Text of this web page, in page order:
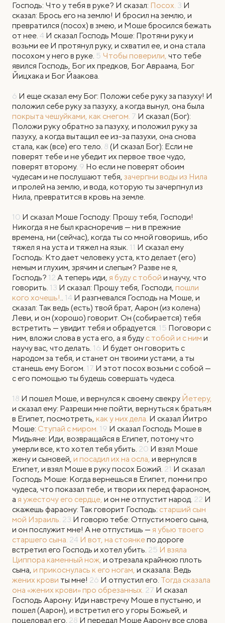
Господь: Что у тебя в руке? И сказал: Посох. 3 И
сказал: Брось его на землю! И бросил на землю, и
превратился (посох) в змею, и Моше бросился бежать
от нее. 4 И сказал Господь Моше: Протяни руку и
возьми ее И протянул руку, и схватил ее, и она стала
посохом у него в руке. 5 Чтобы поверили, что тебе
явился Господь, Бог их предков, Бог Авраама, Бог
Йицхака и Бог Йаакова.
6 И еще сказал ему Бог: Положи себе руку за пазуху! И
положил себе руку за пазуху, а когда вынул, она была
покрыта чешуйками, как снегом. 7 И сказал (Бог):
Положи руку обратно за пазуху, и положил руку за
пазуху, а когда вытащил ее из-за пазухи, она снова
стала, как (все) его тело. 8 (И сказал Бог): Если не
поверят тебе и не убедит их первое твое чудо,
поверят второму. 9 Но если не поверят обоим
чудесам и не послушают тебя, зачерпни воды из Нила
и пролей на землю, и вода, которую ты зачерпнул из
Нила, превратится в кровь на земле.
10 И сказал Моше Господу: Прошу тебя, Господи!
Никогда я не был красноречив — ни в прежние
времена, ни (сейчас), когда ты со мной говоришь, ибо
тяжел я на уста и тяжел на язык. 11 И сказал ему
Господь: Кто дает человеку уста, кто делает (его)
немым и глухим, зрячим и слепым? Разве не я,
Господь? 12 А теперь иди, я буду с тобой и научу, что
говорить. 13 И сказал: Прошу тебя, Господи, пошли
кого хочешь!.. 14 И разгневался Господь на Моше, и
сказал: Так ведь (есть) твой брат, Аарон (из колена)
Леви, и он (хорошо) говорит. Он (собирается) тебя
встретить — увидит тебя и обрадуется. 15 Поговори с
ним, вложи слова в уста его, а я буду с тобой и с ним и
научу вас, что делать. 16 И будет он говорить с
народом за тебя, и станет он твоими устами, а ты
станешь ему Богом. 17 И этот посох возьми с собой —
с его помощью ты будешь совершать чудеса.
18 И пошел Моше, и вернулся к своему свекру Йетеру,
и сказал ему: Разреши мне пойти, вернуться к братьям
в Египет, посмотреть, как у них дела. И сказал Йитро
Моше: Ступай с миром. 19 И сказал Господь Моше в
Мидьяне: Иди, возвращайся в Египет, потому что
умерли все, кто хотел тебя убить. 20 И взял Моше
жену и сыновей, и посадил их на осла, и вернулся в
Египет, и взял Моше в руку посох Божий. 21 И сказал
Господь Моше: Когда вернешься в Египет, помни про
чудеса, что показал тебе, и твори их перед фараоном,
а я ужесточу его сердце, и он не отпустит народ. 22 И
скажешь фараону: Так говорит Господь: старший сын
мой Израиль. 23 И говорю тебе: Отпусти моего сына,
и он послужит мне! А не отпустишь — я убью твоего
старшего сына. 24 И вот, на стоянкепо дороге
встретил его Господь и хотел убить. 25 И взяла
Циппора каменный нож, и отрезала крайнюю плоть
сына, и прикоснулась к его ногам, и сказала: Ведь
жених крови ты мне! 26 И отпустил его. Тогда сказала
она «жених крови» про обрезанных. 27 И сказал
Господь Аарону: Иди навстречу Моше в пустыню, и
пошел (Аарон), и встретил его у горы Божьей, и
поцеловал его. 28 И передал Моше Аарону все слова